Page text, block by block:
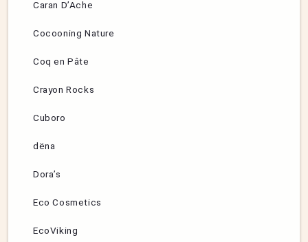
Caran D’Ache
Cocooning Nature
Coq en Pâte
Crayon Rocks
Cuboro
dëna
Dora’s
Eco Cosmetics
EcoViking